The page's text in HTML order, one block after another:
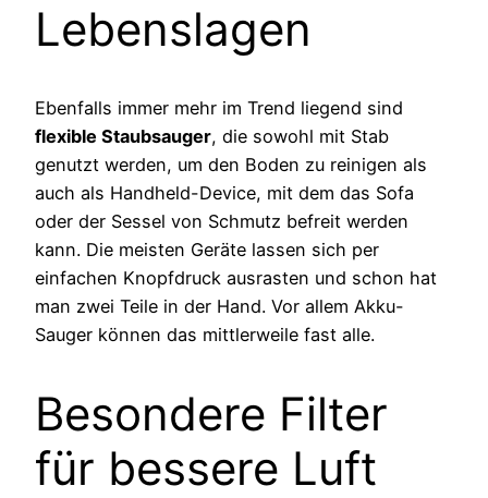
Lebenslagen
Ebenfalls immer mehr im Trend liegend sind
flexible Staubsauger, die sowohl mit Stab
genutzt werden, um den Boden zu reinigen als
auch als Handheld-Device, mit dem das Sofa
oder der Sessel von Schmutz befreit werden
kann. Die meisten Geräte lassen sich per
einfachen Knopfdruck ausrasten und schon hat
man zwei Teile in der Hand. Vor allem Akku-
Sauger können das mittlerweile fast alle.
Besondere Filter
für bessere Luft